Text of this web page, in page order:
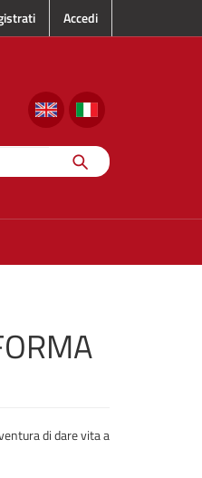
Accedi
Search
di dare vita a